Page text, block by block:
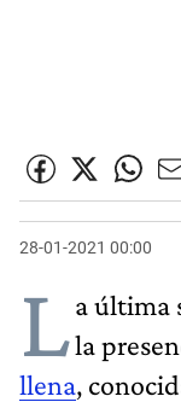
28-01-2021 00:00
La última
la
llena,